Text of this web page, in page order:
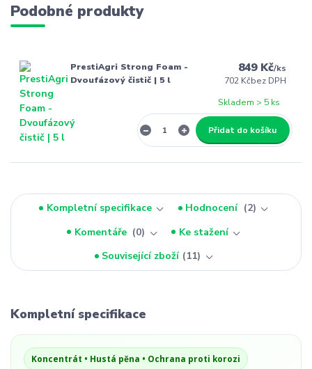
Podobné produkty
PrestiAgri Strong Foam -
Dvoufázový čistič | 5 l
849 Kč/ks
702 Kčbez DPH
Skladem > 5 ks
Přidat do košíku
Kompletní specifikace Hodnocení
2
Komentáře
0
Ke stažení
Související zboží
11
Kompletní specifikace
Koncentrát • Hustá pěna • Ochrana proti korozi